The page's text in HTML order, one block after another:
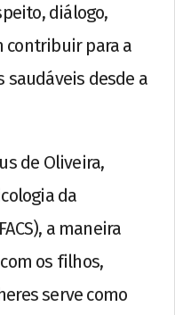
diálogo,
contribuir para a
saudáveis desde a
de Oliveira,
da
a maneira
os filhos,
serve como